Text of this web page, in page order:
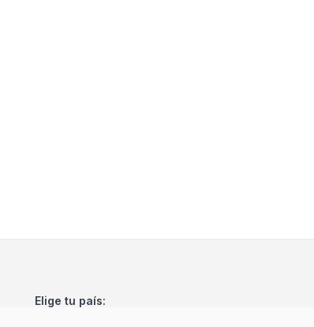
Elige tu país: